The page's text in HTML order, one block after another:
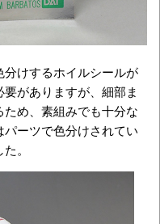
けするホイルシールが
がありますが、細部ま
め、素組みでも十分な
ーツで色分けされてい
。